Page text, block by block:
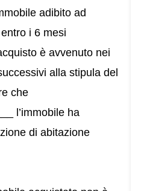
adibito ad
i 6 mesi
è avvenuto nei
alla stipula del
che
l’immobile ha
di abitazione